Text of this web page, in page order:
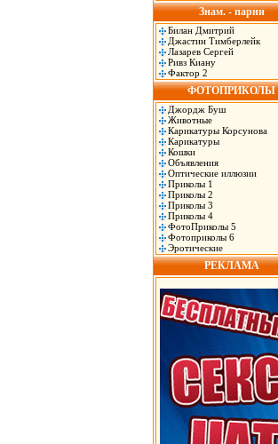
Знам. - парни
Билан Дмитрий
Джастин Тимберлейк
Лазарев Сергей
Ривз Киану
Фактор 2
ФОТОПРИКОЛЫ
Джордж Буш
Животные
Карикатуры Корсунова
Карикатуры
Кошки
Объявления
Оптические иллюзии
Приколы 1
Приколы 2
Приколы 3
Приколы 4
ФотоПриколы 5
Фотоприколы 6
Эротические
РЕКЛАМА